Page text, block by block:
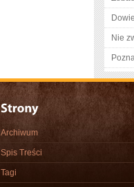
Nie
Archiwum
Spis Treści
Tagi